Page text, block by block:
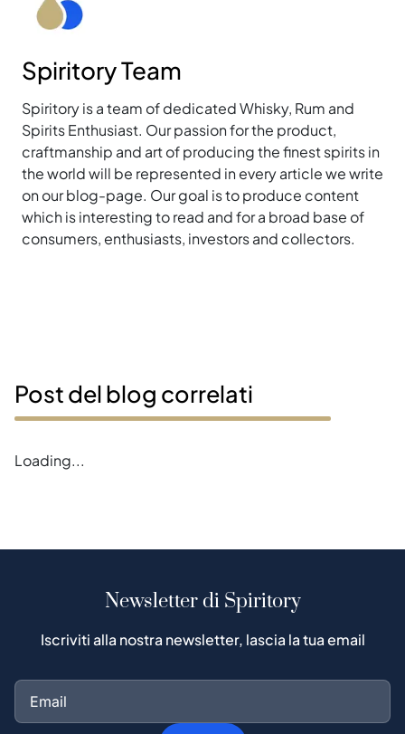
Spiritory Team
Spiritory is a team of dedicated Whisky, Rum and
Spirits Enthusiast. Our passion for the product,
craftmanship and art of producing the finest spirits in
the world will be represented in every article we write
on our blog-page. Our goal is to produce content
which is interesting to read and for a broad base of
consumers, enthusiasts, investors and collectors.
Post del blog correlati
Loading...
Newsletter di Spiritory
Iscriviti alla nostra newsletter, lascia la tua email